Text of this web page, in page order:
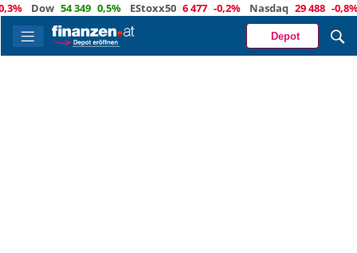
Dow 54 349 0,5% EStoxx50 6 477 -0,2% Nasdaq 29 488 -0,8%
Depot